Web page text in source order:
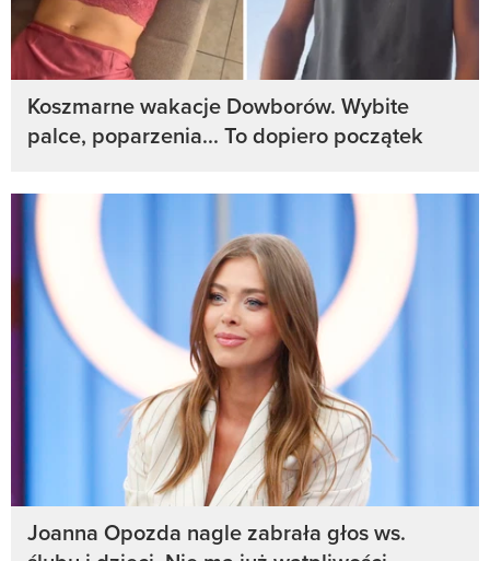
Koszmarne wakacje Dowborów. Wybite
palce, poparzenia... To dopiero początek
Joanna Opozda nagle zabrała głos ws.